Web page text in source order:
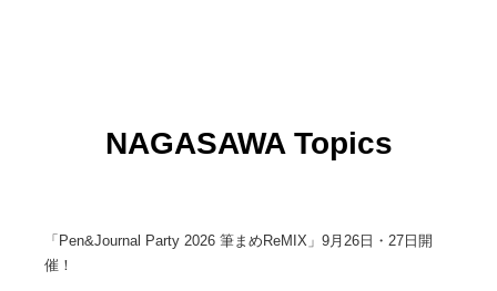
NAGASAWA Topics
「Pen&Journal Party 2026 筆まめReMIX」9月26日・27日開
催！